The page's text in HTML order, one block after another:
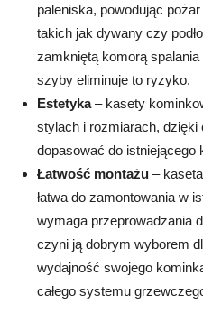
paleniska, powodując
takich jak dywany czy
zamkniętą komorą
szyby eliminuje to ryzyko.
Estetyka– kasety
stylach i rozmiarach, dzięki
dopasować do istniejącego
Łatwość montażu –
łatwa do zamontowania w
wymaga przeprowadzania
czyni ją dobrym wyborem
wydajność swojego
całego systemu